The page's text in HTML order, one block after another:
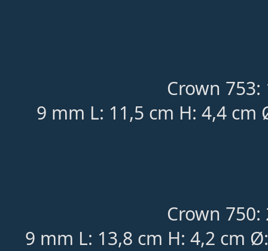
Crown 753:
9 mm L: 11,5 cm H: 4,4
Crown 750:
9 mm L: 13,8 cm H: 4,2 cm